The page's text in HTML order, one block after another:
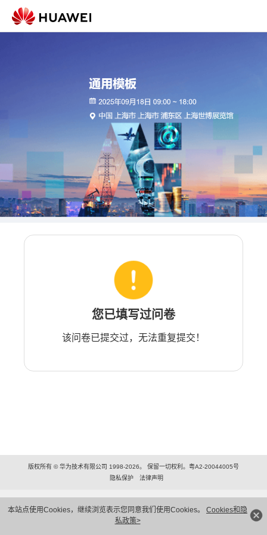
本站点使用Cookies，继续浏览表示您同意我们使用Cookies。 Cookies和隐
私政策>
您已填写过问卷
该问卷已提交过，无法重复提交！
版权所有 © 华为技术有限公司 1998-2026。 保留一切权利。粤A2-20044005号
隐私保护
法律声明